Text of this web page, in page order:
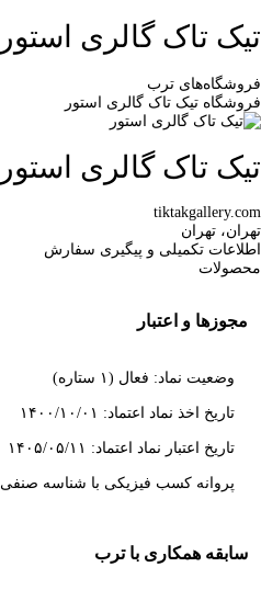
تیک تاک گالری استور
فروشگاه‌های ترب
فروشگاه تیک تاک گالری استور
تیک تاک گالری استور
tiktakgallery.com
تهران، تهران
اطلاعات تکمیلی و پیگیری سفارش
محصولات
مجوزها و اعتبار
وضعیت نماد: فعال (۱ ستاره)
تاریخ اخذ نماد اعتماد: ۱۴۰۰/۱۰/۰۱
تاریخ اعتبار نماد اعتماد: ۱۴۰۵/۰۵/۱۱
پروانه کسب فیزیکی با شناسه صنفی ۰۴۶۷۸۲۴۳۲۴
سابقه همکاری با ترب